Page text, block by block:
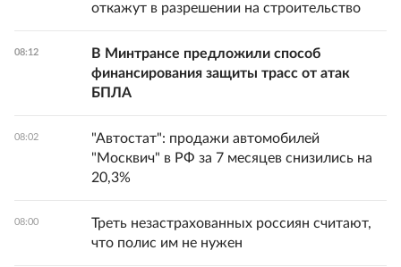
откажут в разрешении на строительство
08:12
В Минтрансе предложили способ
финансирования защиты трасс от атак
БПЛА
08:02
"Автостат": продажи автомобилей
"Москвич" в РФ за 7 месяцев снизились на
20,3%
08:00
Треть незастрахованных россиян считают,
что полис им не нужен